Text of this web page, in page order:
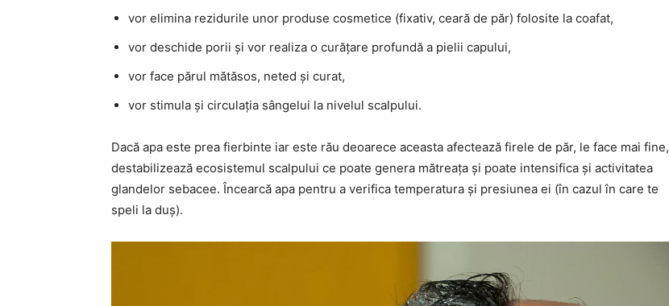
vor elimina rezidurile unor produse cosmetice (fixativ, ceară de păr) folosite la coafat,
vor deschide porii și vor realiza o curățare profundă a pielii capului,
vor face părul mătăsos, neted și curat,
vor stimula și circulația sângelui la nivelul scalpului.
Dacă apa este prea fierbinte iar este rău deoarece aceasta afectează firele de păr, le face mai fine,
destabilizează ecosistemul scalpului ce poate genera mătreața și poate intensifica și activitatea
glandelor sebacee. Încearcă apa pentru a verifica temperatura și presiunea ei (în cazul în care te
speli la duș).